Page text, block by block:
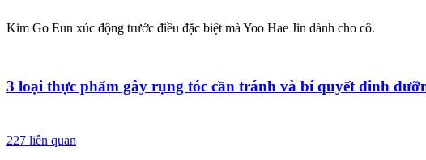
Kim Go Eun xúc động trước điều đặc biệt mà Yoo Hae Jin dành cho cô.
3 loại thực phẩm gây rụng tóc cần tránh và bí quyết dinh
227 liên quan